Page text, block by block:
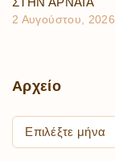
2 Αυγούστου, 2026
Αρχείο